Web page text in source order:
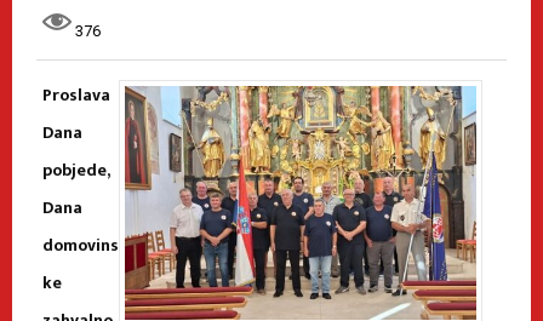
376
Proslava
Dana
pobjede,
Dana
domovins
ke